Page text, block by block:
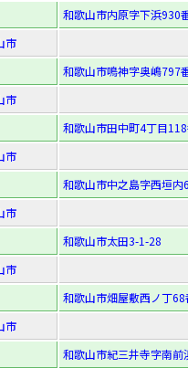
和歌山市内原字下浜930
市
和歌山市鳴神字奥嶋797
市
和歌山市田中町4丁目
市
和歌山市中之島字西垣内
市
和歌山市太田3-1-28
市
和歌山市畑屋敷西ノ丁68
市
和歌山市紀三井寺字南前